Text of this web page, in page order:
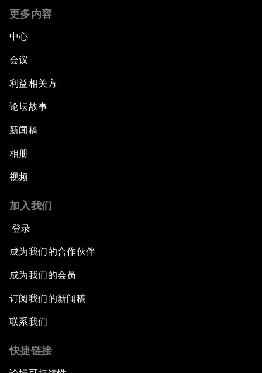
更多内容
中心
会议
利益相关方
论坛故事
新闻稿
相册
视频
加入我们
登录
成为我们的合作伙伴
成为我们的会员
订阅我们的新闻稿
联系我们
快捷链接